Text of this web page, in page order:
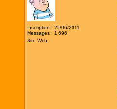
Inscription : 25/06/2011
Messages : 1 696
Site Web